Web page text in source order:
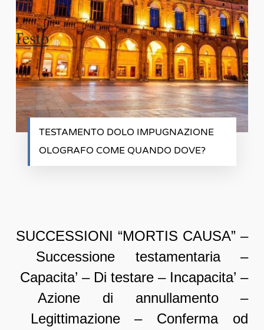
TESTAMENTO DOLO IMPUGNAZIONE
OLOGRAFO COME QUANDO DOVE?
SUCCESSIONI “MORTIS CAUSA” –
Successione testamentaria –
Capacita’ – Di testare – Incapacita’ –
Azione di annullamento –
Legittimazione – Conferma od